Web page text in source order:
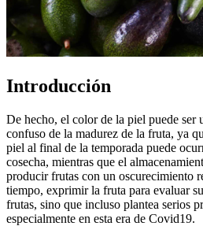
Introducción
De hecho, el color de la piel puede ser
confuso de la madurez de la fruta, ya
piel al final de la temporada puede
cosecha, mientras que el
producir frutas con un oscurecimiento
tiempo, exprimir la fruta para evaluar
frutas, sino que incluso plantea serios
especialmente en esta era de Covid19.